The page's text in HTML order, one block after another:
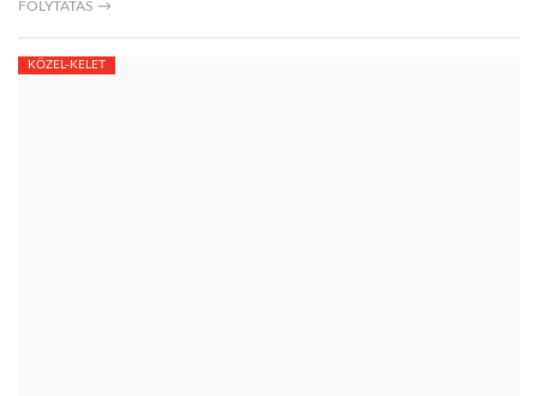
FOLYTATÁS →
KÖZEL-KELET